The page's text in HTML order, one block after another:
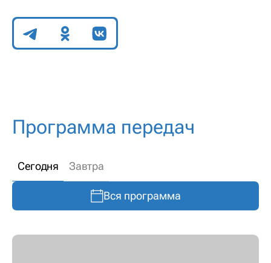
Поделиться
Программа передач
Сегодня Завтра
Вся программа